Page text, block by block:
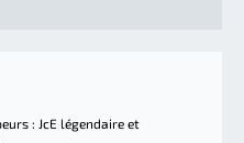
: JcE légendaire et